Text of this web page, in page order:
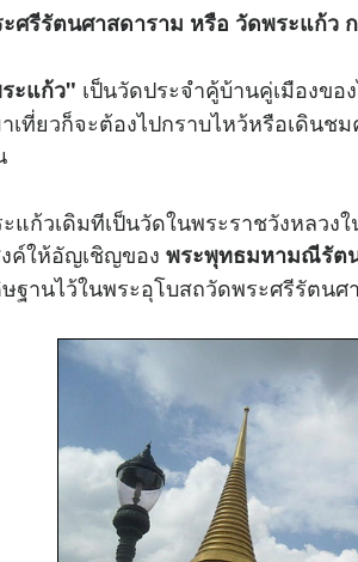
ศรีรัตนศาสดาราม หรือ วัดพระแก้ว
ะแก้ว" เป็นวัดประจำคู้บ้านคู่เมืองขอ
เที่ยวก็จะต้องไปกราบไหว้หรือเดิน
แก้วเดิมทีเป็นวัดในพระราชวังหลว
ค์ให้อัญเชิญของ พระพุทธมหามณีรัต
ฐานไว้ในพระอุโบสถวัดพระศรีรัตน